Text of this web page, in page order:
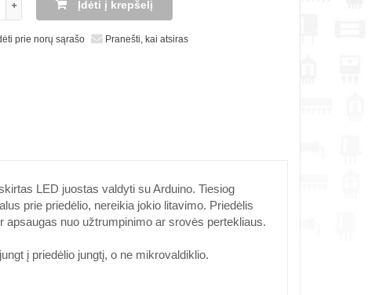
Įdėti į krepšelį
prie norų sąrašo Pranešti, kai atsiras
LED juostas valdyti su Arduino. Tiesiog
prie priedėlio, nereikia jokio litavimo. Priedėlis
apsaugas nuo užtrumpinimo ar srovės pertekliaus.
į priedėlio jungtį, o ne mikrovaldiklio.